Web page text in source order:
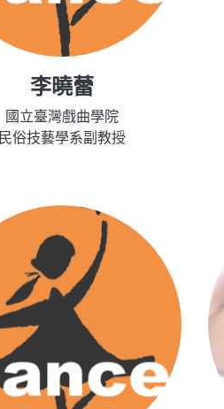
李曉蕾
國立臺灣戲曲學院
民俗技藝學系副教授